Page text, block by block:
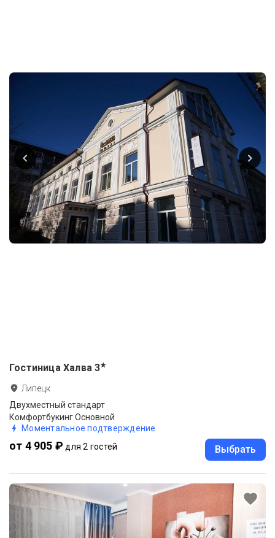
Гостиница Халва 3★
Липецк
Двухместный стандарт
Комфортбукинг Основной
Моментальное подтверждение
от 4 905 ₽ для 2 гостей Выбрать